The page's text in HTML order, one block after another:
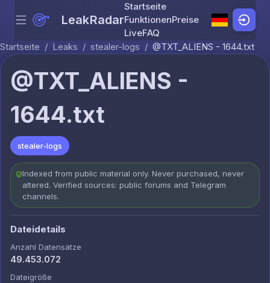
Skip to content
Menu LeakRadar
Startseite
FunktionenPreise
LiveFAQ
Startseite / Leaks / stealer-logs / @TXT_ALIENS - 1644.txt
@TXT_ALIENS -
1644.txt
stealer-logs
Indexed from public material only. Never purchased, never
altered. Verified sources: public forums and Telegram
channels.
Dateidetails
Anzahl Datensätze
49.453.072
Dateigröße